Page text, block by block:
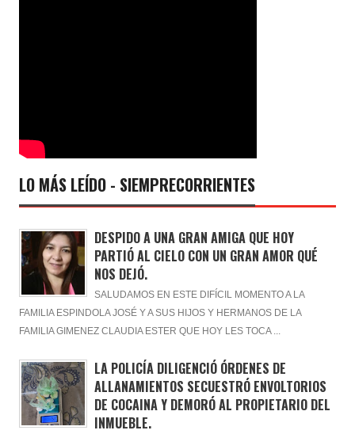
LO MÁS LEÍDO - SIEMPRECORRIENTES
DESPIDO A UNA GRAN AMIGA QUE HOY
PARTIÓ AL CIELO CON UN GRAN AMOR QUÉ
NOS DEJÓ.
SALUDAMOS EN ESTE DIFÍCIL MOMENTO A LA
FAMILIA ESPINDOLA JOSÉ Y A SUS HIJOS Y HERMANOS DE LA
FAMILIA GIMENEZ CLAUDIA ESTER QUE HOY LES TOCA ...
LA POLICÍA DILIGENCIÓ ÓRDENES DE
ALLANAMIENTOS SECUESTRÓ ENVOLTORIOS
DE COCAINA Y DEMORÓ AL PROPIETARIO DEL
INMUEBLE.